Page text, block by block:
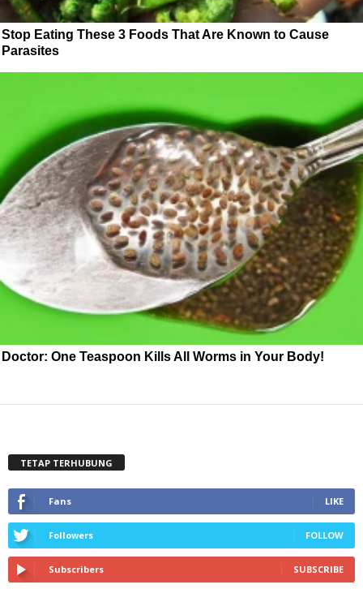
Stop Eating These 3 Foods That Are Known to Cause
Parasites
Doctor: One Teaspoon Kills All Worms in Your Body!
TETAP TERHUBUNG
Fans LIKE
Followers FOLLOW
Subscribers SUBSCRIBE